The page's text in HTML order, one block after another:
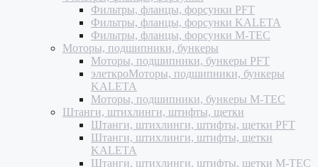
Фильтры, фланцы, форсунки PFT
Фильтры, фланцы, форсунки KALETA
Фильтры, фланцы, форсунки M-TEC
Моторы, подшипники, бункеры
Моторы, подшипники, бункеры PFT
элеткроМоторы, подшипники, бункеры
KALETA
Моторы, подшипники, бункеры M-TEC
Штанги, штихлинги, штифты, щетки
Штанги, штихлинги, штифты, щетки PFT
Штанги, штихлинги, штифты, щетки
KALETA
Штанги, штихлинги, штифты, щетки M-TEC